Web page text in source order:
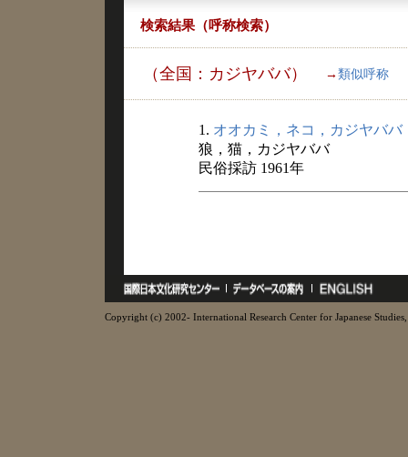
検索結果（呼称検索）
（全国：カジヤババ） → 類似呼称
1. オオカミ，ネコ，カジヤババ
狼，猫，カジヤババ
民俗採訪 1961年
Copyright (c) 2002- International Research Center for Japanese